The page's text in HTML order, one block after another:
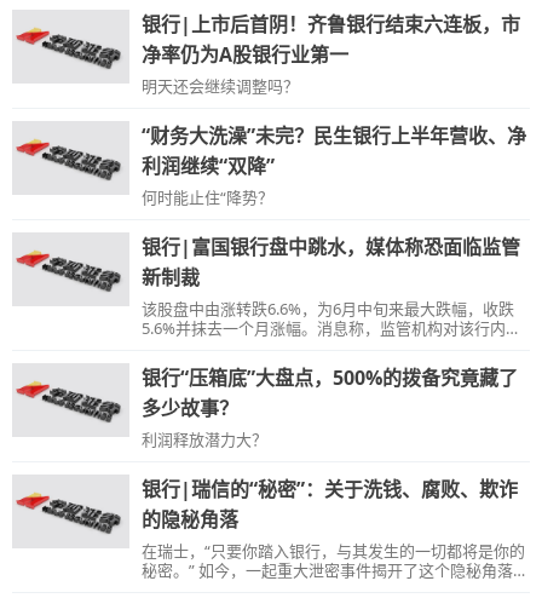
银行|上市后首阴！齐鲁银行结束六连板，市
净率仍为A股银行业第一
明天还会继续调整吗？
“财务大洗澡”未完？民生银行上半年营收、净
利润继续“双降”
何时能止住“降势？
银行|富国银行盘中跳水，媒体称恐面临监管
新制裁
该股盘中由涨转跌6.6%，为6月中旬来最大跌幅，收跌
5.6%并抹去一个月涨幅。消息称，监管机构对该行内部
的管理层表达不满，均引发恐慌。同日美国大型银行股
多数收平或收高。
银行“压箱底”大盘点，500%的拨备究竟藏了
多少故事？
利润释放潜力大？
银行|瑞信的“秘密”：关于洗钱、腐败、欺诈
的隐秘角落
在瑞士，“只要你踏入银行，与其发生的一切都将是你的
秘密。” 如今，一起重大泄密事件揭开了这个隐秘角落的